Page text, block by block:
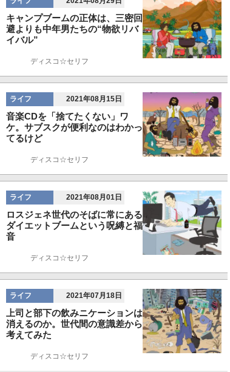
キャンプブームの正体は、三密回
避よりも中年男たちの“物欲リバ
イバル”
ディスコ☆セリフ
ライフ 2021年08月15日
音楽CDを「捨てたくない」ワ
ケ。サブスクが便利なのはわかっ
てるけど
ディスコ☆セリフ
ライフ 2021年08月01日
ロスジェネ世代のそばに常にある
ダイエットブームという呪縛と福
音
ディスコ☆セリフ
ライフ 2021年07月18日
上司と部下の飲みニケーションは
消えるのか。世代間の意識差から
考えてみた
ディスコ☆セリフ